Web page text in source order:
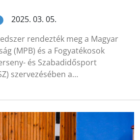
2025. 03. 05.
rendezték meg a Magyar
(MPB) és a Fogyatékosok
és Szabadidősport
szervezésében a…